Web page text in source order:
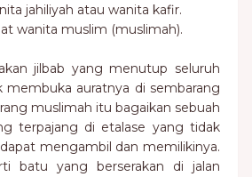
jahiliyah atau wanita kafir.
wanita muslim (muslimah).
jilbab yang menutup seluruh
membuka auratnya di sembarang
muslimah itu bagaikan sebuah
terpajang di etalase yang tidak
mengambil dan memilikinya.
batu yang berserakan di jalan